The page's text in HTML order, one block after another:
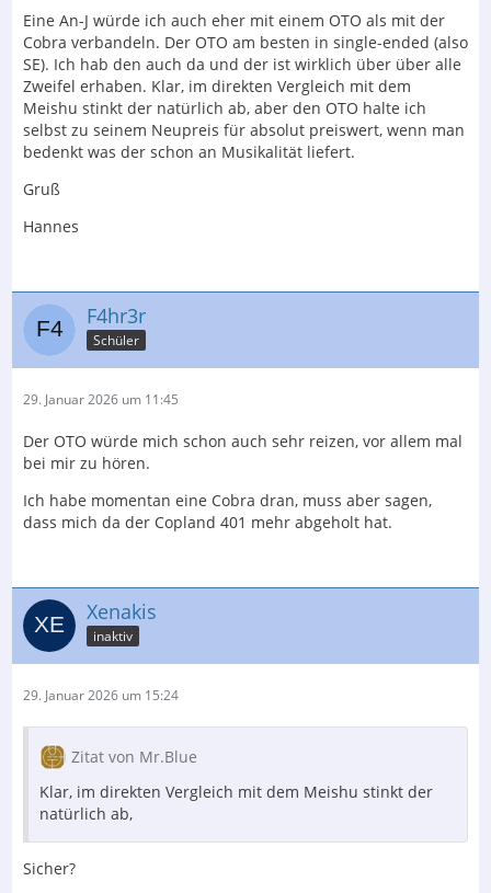
Eine An-J würde ich auch eher mit einem OTO als mit der
Cobra verbandeln. Der OTO am besten in single-ended (also
SE). Ich hab den auch da und der ist wirklich über über alle
Zweifel erhaben. Klar, im direkten Vergleich mit dem
Meishu stinkt der natürlich ab, aber den OTO halte ich
selbst zu seinem Neupreis für absolut preiswert, wenn man
bedenkt was der schon an Musikalität liefert.
Gruß
Hannes
F4hr3r
Schüler
29. Januar 2026 um 11:45
Der OTO würde mich schon auch sehr reizen, vor allem mal
bei mir zu hören.
Ich habe momentan eine Cobra dran, muss aber sagen,
dass mich da der Copland 401 mehr abgeholt hat.
Xenakis
inaktiv
29. Januar 2026 um 15:24
Zitat von Mr.Blue
Klar, im direkten Vergleich mit dem Meishu stinkt der
natürlich ab,
Sicher?